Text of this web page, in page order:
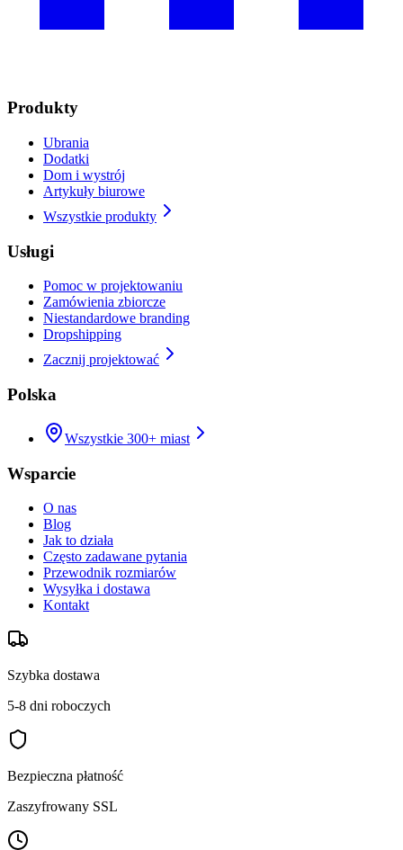
Produkty
Ubrania
Dodatki
Dom i wystrój
Artykuły biurowe
Wszystkie produkty
Usługi
Pomoc w projektowaniu
Zamówienia zbiorcze
Niestandardowe branding
Dropshipping
Zacznij projektować
Polska
Wszystkie 300+ miast
Wsparcie
O nas
Blog
Jak to działa
Często zadawane pytania
Przewodnik rozmiarów
Wysyłka i dostawa
Kontakt
Szybka dostawa
5-8 dni roboczych
Bezpieczna płatność
Zaszyfrowany SSL